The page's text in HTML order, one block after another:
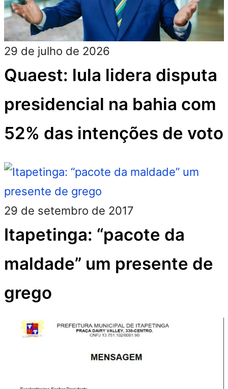
29 de julho de 2026
Quaest: lula lidera disputa
presidencial na bahia com
52% das intenções de voto
29 de setembro de 2017
Itapetinga: “pacote da
maldade” um presente de
grego